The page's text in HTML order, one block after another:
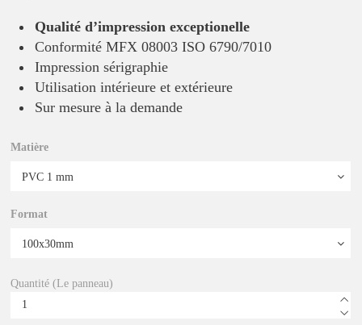
Qualité d’impression exceptionelle
Conformité MFX 08003 ISO 6790/7010
Impression sérigraphie
Utilisation intérieure et extérieure
Sur mesure à la demande
Matière
Format
Quantité (Le panneau)